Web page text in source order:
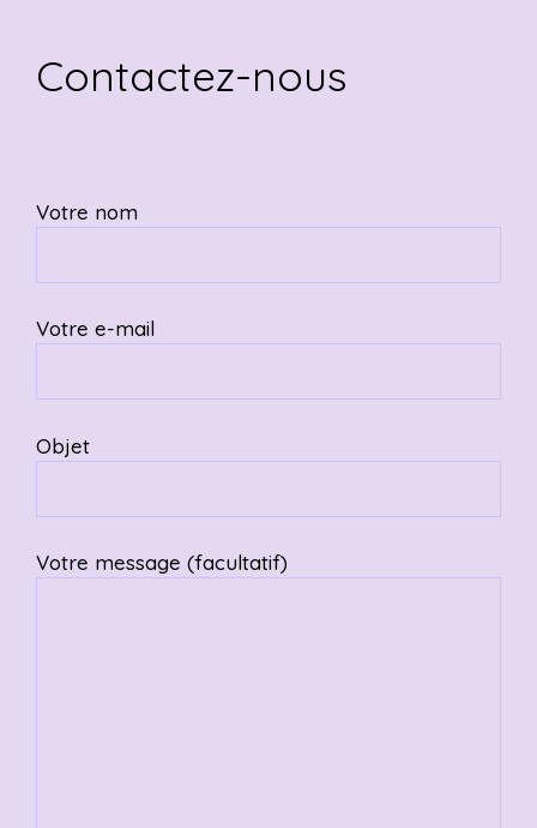
Contactez-nous
Votre nom
Votre e-mail
Objet
Votre message (facultatif)